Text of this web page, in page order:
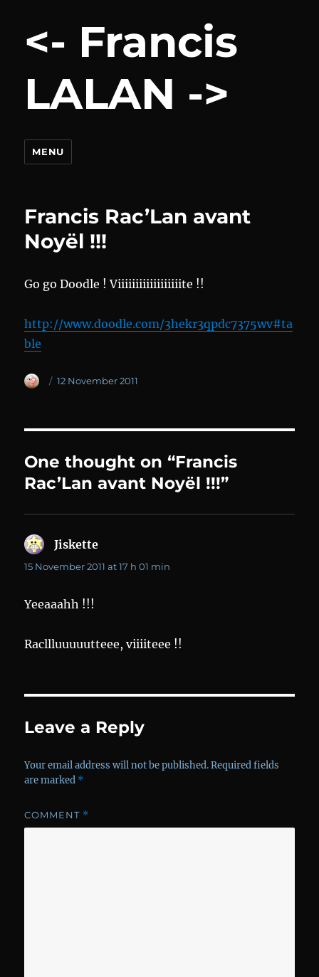
<- Francis
LALAN ->
MENU
Francis Rac’Lan avant
Noyël !!!
Go go Doodle ! Viiiiiiiiiiiiiiiiiite !!
http://www.doodle.com/3hekr3qpdc7375wv#ta
ble
Author
Posted
12 November 2011
One thought on “Francis
Rac’Lan avant Noyël !!!”
Jiskette
15 November 2011 at 17 h 01 min
Yeeaaahh !!!
Racllluuuuutteee, viiiiteee !!
Leave a Reply
Your email address will not be published. Required fields
are marked *
COMMENT *